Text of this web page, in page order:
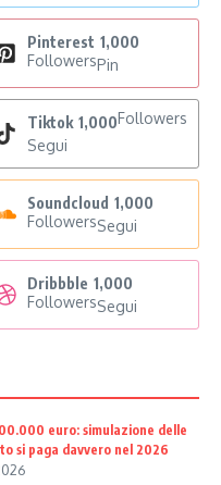
Pinterest 1,000
FollowersPin
Tiktok 1,000Followers
Segui
Soundcloud 1,000
FollowersSegui
Dribbble 1,000
FollowersSegui
euro: simulazione delle
si paga davvero nel 2026